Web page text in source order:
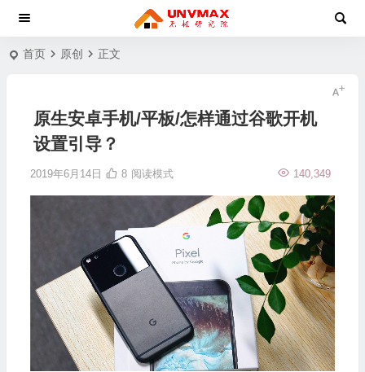
首页 原创 正文
原生安卓手机/平板/怎样通过谷歌开机
设置引导？
2019年6月14日 140,349
8 阅读模式